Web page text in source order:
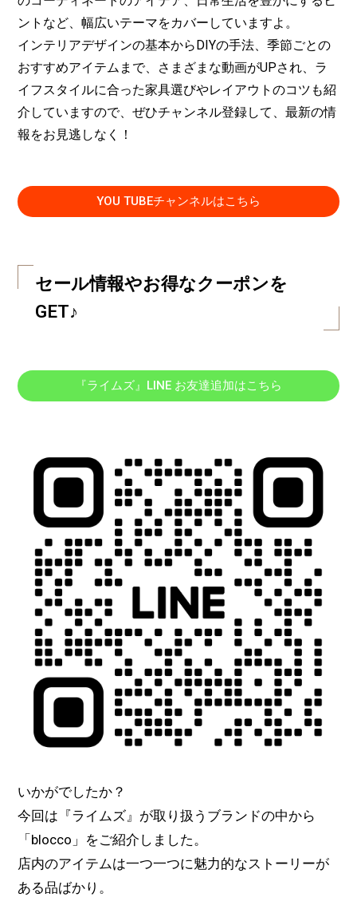
ントなど、幅広いテーマをカバーしていますよ。
インテリアデザインの基本からDIYの手法、季節ごとの
おすすめアイテムまで、さまざまな動画がUPされ、ラ
イフスタイルに合った家具選びやレイアウトのコツも紹
介していますので、ぜひチャンネル登録して、最新の情
報をお見逃しなく！
YOU TUBEチャンネルはこちら
セール情報やお得なクーポンを
GET♪
『ライムズ』LINE お友達追加はこちら
いかがでしたか？
今回は『ライムズ』が取り扱うブランドの中から
「blocco」をご紹介しました。
店内のアイテムは一つ一つに魅力的なストーリーが
ある品ばかり。